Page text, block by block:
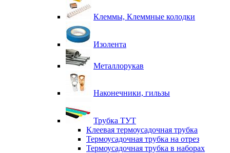
Клеммы, Клеммные колодки
Изолента
Металлорукав
Наконечники, гильзы
Трубка ТУТ
Клеевая термоусадочная трубка
Термоусадочная трубка на отрез
Термоусадочная трубка в наборах